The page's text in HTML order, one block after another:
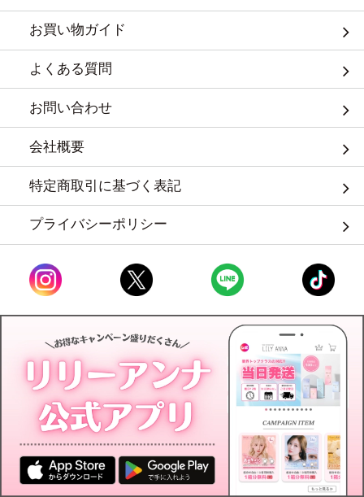
お買い物ガイド
よくある質問
お問い合わせ
会社概要
特定商取引に基づく表記
プライバシーポリシー